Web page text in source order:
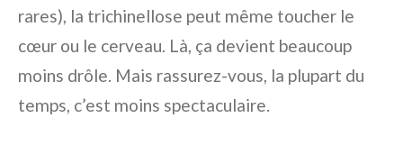
rares), la trichinellose peut même toucher le
cœur ou le cerveau. Là, ça devient beaucoup
moins drôle. Mais rassurez-vous, la plupart du
temps, c’est moins spectaculaire.